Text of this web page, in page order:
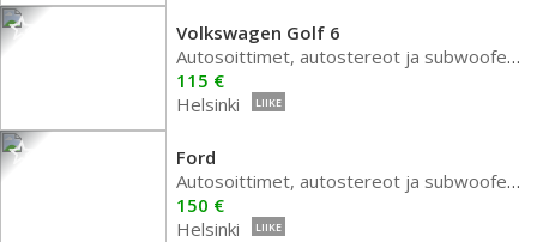
Volkswagen Golf 6
Autosoittimet, autostereot ja subwoofer autoon
115 €
Helsinki
LIIKE
Ford
Autosoittimet, autostereot ja subwoofer autoon
150 €
Helsinki
LIIKE